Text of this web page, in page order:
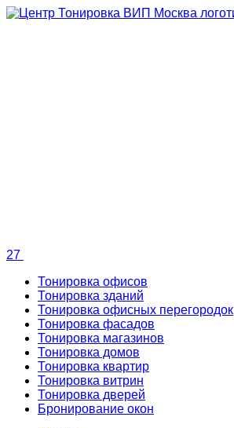
27
Тонировка офисов
Тонировка зданий
Тонировка офисных перегородок
Тонировка фасадов
Тонировка магазинов
Тонировка домов
Тонировка квартир
Тонировка витрин
Тонировка дверей
Бронирование окон